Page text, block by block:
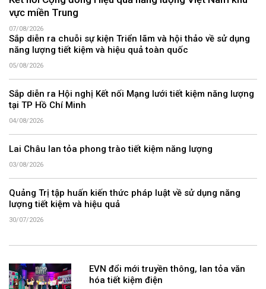
vực miền Trung
07/08/2026
Sắp diễn ra chuỗi sự kiện Triển lãm và hội thảo về sử dụng
năng lượng tiết kiệm và hiệu quả toàn quốc
05/08/2026
Sắp diễn ra Hội nghị Kết nối Mạng lưới tiết kiệm năng lượng
tại TP Hồ Chí Minh
04/08/2026
Lai Châu lan tỏa phong trào tiết kiệm năng lượng
03/08/2026
Quảng Trị tập huấn kiến thức pháp luật về sử dụng năng
lượng tiết kiệm và hiệu quả
30/07/2026
EVN đổi mới truyền thông, lan tỏa văn
hóa tiết kiệm điện